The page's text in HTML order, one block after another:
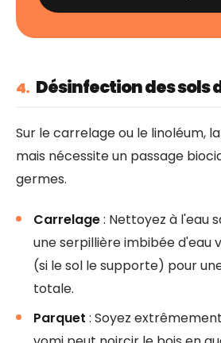
4. Désinfection des sols
Sur le carrelage ou le linoléum,
mais nécessite un passage
germes.
Carrelage: Nettoyez à l'eau
une serpillière imbibée d'eau
(si le sol le supporte) pour
totale.
Parquet : Soyez